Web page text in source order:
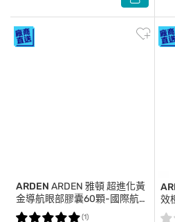
ARDEN ARDEN 雅頓 超進化黃
金導航眼部膠囊60顆-國際航空
版
(1)
效
空